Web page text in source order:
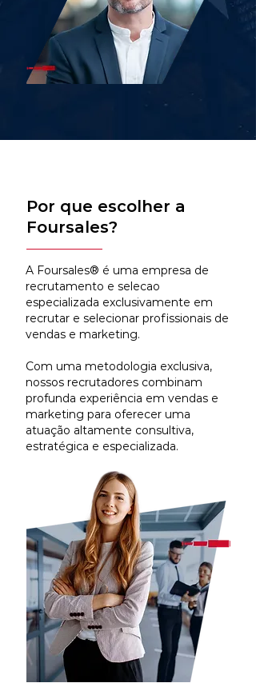
Por que escolher a
Foursales?
A Foursales® é uma empresa de
recrutamento e selecao
especializada exclusivamente em
recrutar e selecionar profissionais de
vendas e marketing.
Com uma metodologia exclusiva,
nossos recrutadores combinam
profunda experiência em vendas e
marketing para oferecer uma
atuação altamente consultiva,
estratégica e especializada.